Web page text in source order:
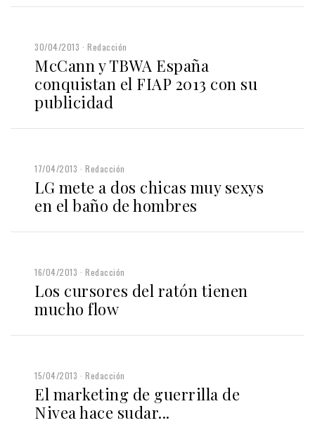
30/04/2013 Redacción
McCann y TBWA España
conquistan el FIAP 2013 con su
publicidad
17/04/2013 Redacción
LG mete a dos chicas muy sexys
en el baño de hombres
16/04/2013 Redacción
Los cursores del ratón tienen
mucho flow
15/04/2013 Redacción
El marketing de guerrilla de
Nivea hace sudar...